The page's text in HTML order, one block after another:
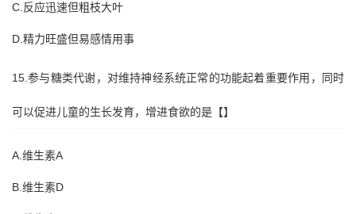
C.反应迅速但粗枝大叶
D.精力旺盛但易感情用事
15.参与糖类代谢，对维持神经系统正常的功能起着重要作用，同时
可以促进儿童的生长发育，增进食欲的是【】
A.维生素A
B.维生素D